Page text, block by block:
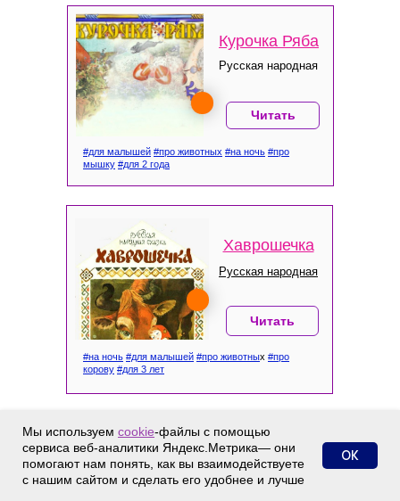
Курочка Ряба
Русская народная
Читать
#для малышей #про животных #на ночь #про
мышку #для 2 года
Хаврошечка
#на ночь #для малышей #про животных #про
корову #для 3 лет
Читать
Красная
шапочка
Шарль Перро
Русская народная
Мы используем cookie-файлы с помощью
сервиса веб-аналитики Яндекс.Метрика— они
помогают нам понять, как вы взаимодействуете
с нашим сайтом и сделать его удобнее и лучше
ОК